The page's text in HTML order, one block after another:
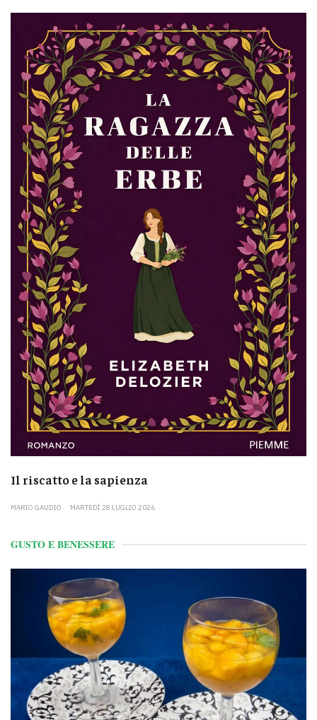
Il riscatto e la sapienza
MARIO GAUDIO MARTEDÌ 28 LUGLIO 2026
GUSTO E BENESSERE